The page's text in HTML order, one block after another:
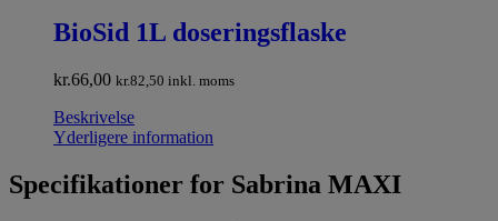
BioSid 1L doseringsflaske
kr.66,00 kr.82,50 inkl. moms
Beskrivelse
Yderligere information
Specifikationer for Sabrina MAXI